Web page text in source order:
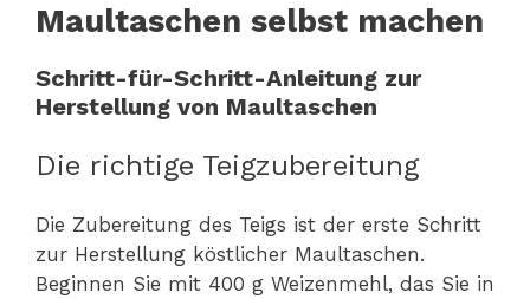
Maultaschen selbst machen
Schritt-für-Schritt-Anleitung zur
Herstellung von Maultaschen
Die richtige Teigzubereitung
Die Zubereitung des Teigs ist der erste Schritt
zur Herstellung köstlicher Maultaschen.
Beginnen Sie mit 400 g Weizenmehl, das Sie in